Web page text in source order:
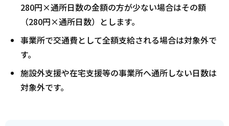
280円×通所日数の金額の方が少ない場合はその額
（280円×通所日数）とします。
事業所で交通費として全額支給される場合は対象外で
す。
施設外支援や在宅支援等の事業所へ通所しない日数は
対象外です。